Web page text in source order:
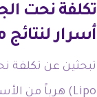
أسرار لنتائج
Lipo) هرباً من الأسعار ...